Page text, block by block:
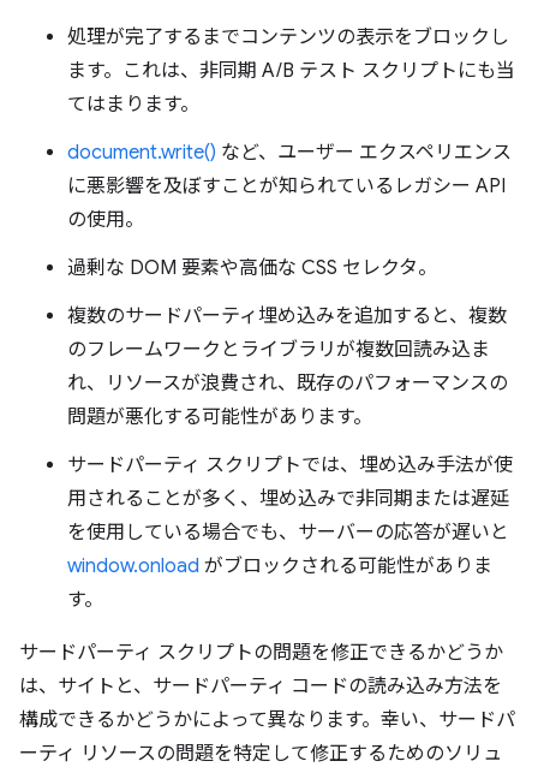
処理が完了するまでコンテンツの表示をブロックし
ます。これは、非同期 A/B テスト スクリプトにも当
てはまります。
document.write() など、ユーザー エクスペリエンス
に悪影響を及ぼすことが知られているレガシー API
の使用。
過剰な DOM 要素や高価な CSS セレクタ。
複数のサードパーティ埋め込みを追加すると、複数
のフレームワークとライブラリが複数回読み込ま
れ、リソースが浪費され、既存のパフォーマンスの
問題が悪化する可能性があります。
サードパーティ スクリプトでは、埋め込み手法が使
用されることが多く、埋め込みで非同期または遅延
を使用している場合でも、サーバーの応答が遅いと
window.onload がブロックされる可能性がありま
す。
サードパーティ スクリプトの問題を修正できるかどうか
は、サイトと、サードパーティ コードの読み込み方法を
構成できるかどうかによって異なります。幸い、サードパ
ーティ リソースの問題を特定して修正するためのソリュ